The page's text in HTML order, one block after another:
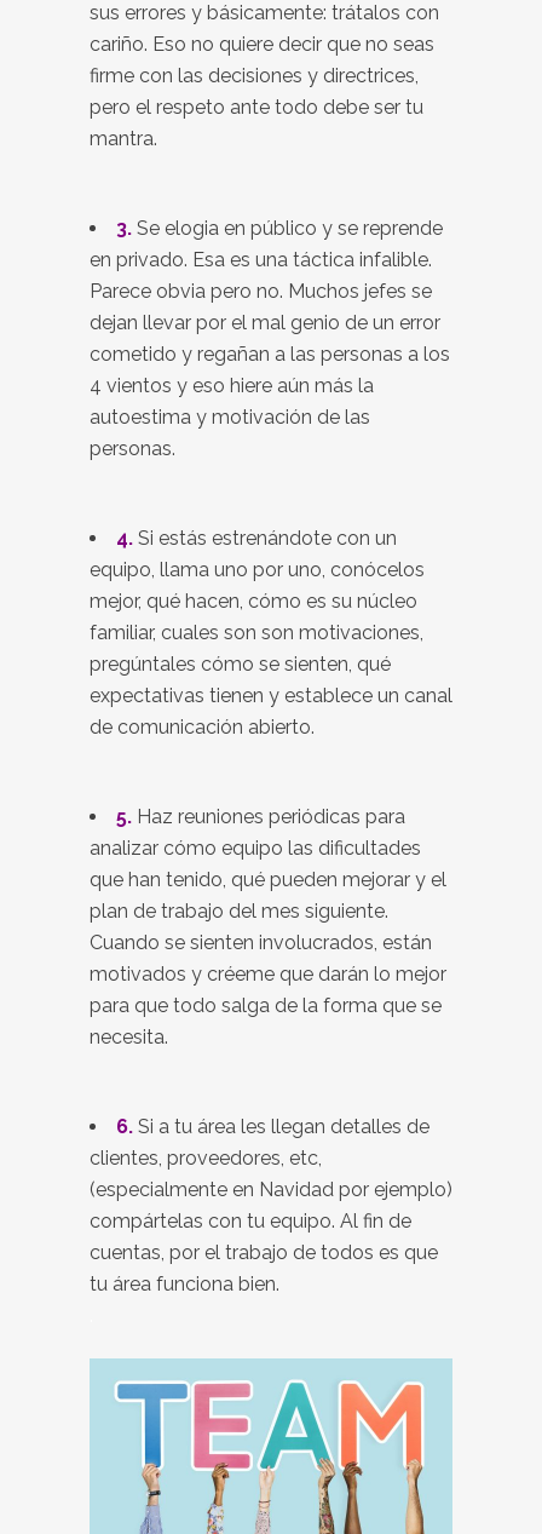
sus errores y básicamente: trátalos con
cariño. Eso no quiere decir que no seas
firme con las decisiones y directrices,
pero el respeto ante todo debe ser tu
mantra.
3. Se elogia en público y se reprende
en privado. Esa es una táctica infalible.
Parece obvia pero no. Muchos jefes se
dejan llevar por el mal genio de un error
cometido y regañan a las personas a los
4 vientos y eso hiere aún más la
autoestima y motivación de las
personas.
4. Si estás estrenándote con un
equipo, llama uno por uno, conócelos
mejor, qué hacen, cómo es su núcleo
familiar, cuales son son motivaciones,
pregúntales cómo se sienten, qué
expectativas tienen y establece un canal
de comunicación abierto.
5. Haz reuniones periódicas para
analizar cómo equipo las dificultades
que han tenido, qué pueden mejorar y el
plan de trabajo del mes siguiente.
Cuando se sienten involucrados, están
motivados y créeme que darán lo mejor
para que todo salga de la forma que se
necesita.
6. Si a tu área les llegan detalles de
clientes, proveedores, etc,
(especialmente en Navidad por ejemplo)
compártelas con tu equipo. Al fin de
cuentas, por el trabajo de todos es que
tu área funciona bien.